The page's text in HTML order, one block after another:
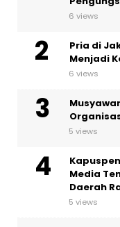
6 views
Pria di
Menjadi
6 views
5 views
Media
Daerah
5 views